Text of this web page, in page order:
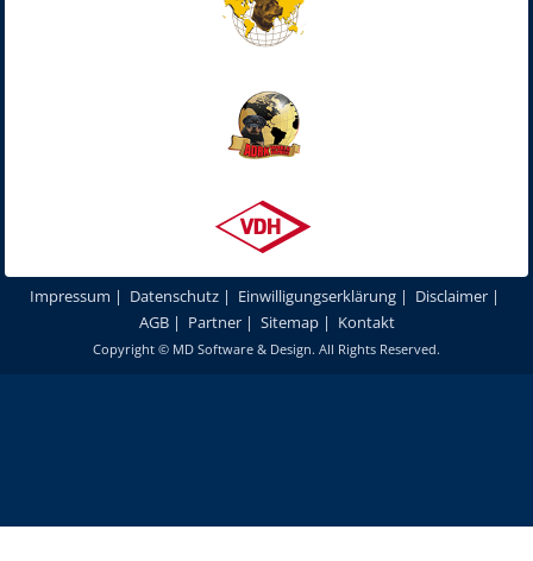
Impressum | Datenschutz | Einwilligungserklärung | Disclaimer |
AGB| Partner| Sitemap| Kontakt
Copyright © MD Software & Design. All Rights Reserved.